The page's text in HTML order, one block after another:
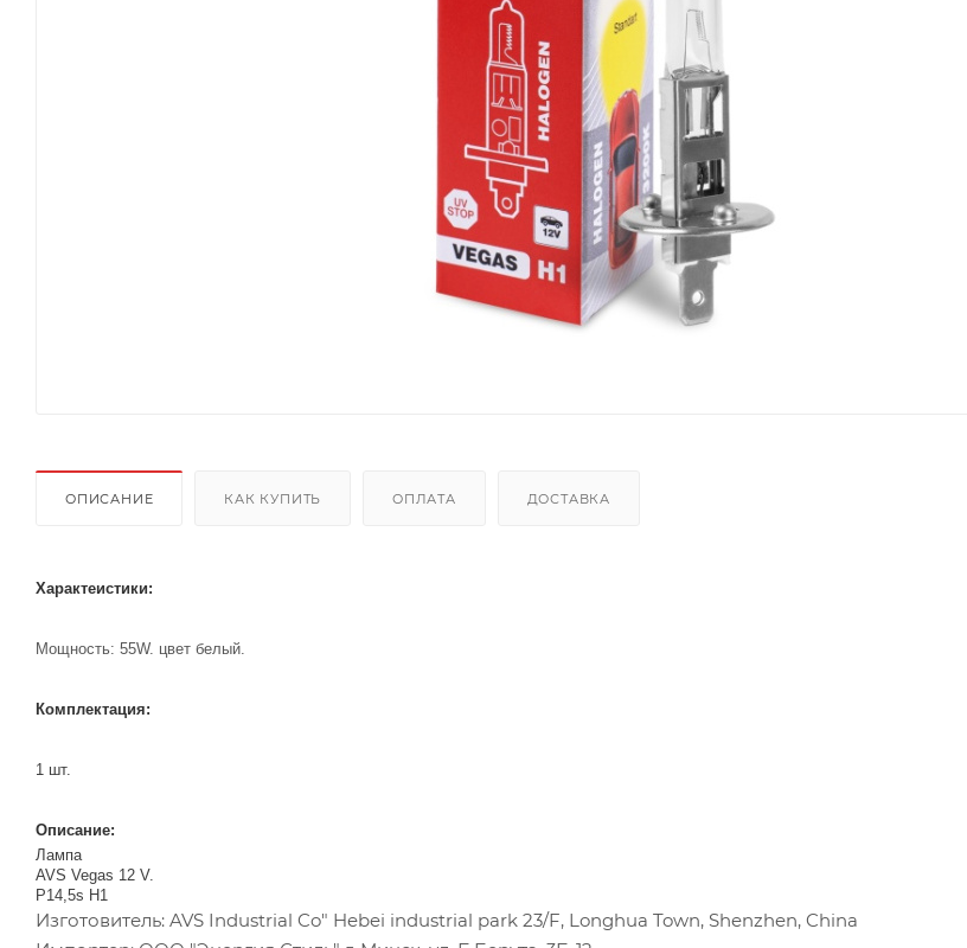
ОПИСАНИЕ КАК КУПИТЬ ОПЛАТА ДОСТАВКА
Характеистики:
Мощность: 55W. цвет белый.
Комплектация:
1 шт.
Описание:
Лампа
AVS Vegas 12 V.
P14,5s H1
Изготовитель: AVS Industrial Co" Hebei industrial park 23/F, Longhua Town, Shenzhen, China